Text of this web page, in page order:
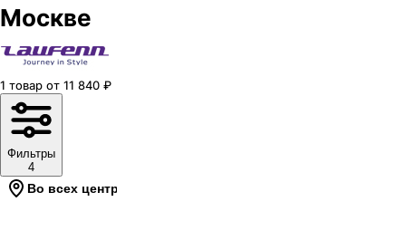
Москве
1 товар от 11 840 ₽
Фильтры
4
Во всех центрах